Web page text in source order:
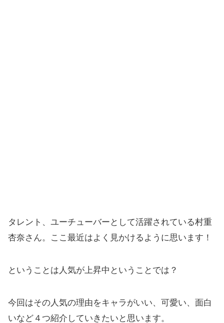
タレント、ユーチューバーとして活躍されている村重
杏奈さん。ここ最近はよく見かけるように思います！
ということは人気が上昇中ということでは？
今回はその人気の理由をキャラがいい、可愛い、面白
いなど４つ紹介していきたいと思います。